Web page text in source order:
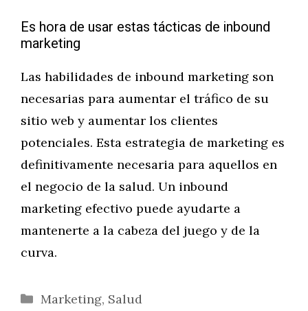
Es hora de usar estas tácticas de inbound
marketing
Las habilidades de inbound marketing son
necesarias para aumentar el tráfico de su
sitio web y aumentar los clientes
potenciales. Esta estrategia de marketing es
definitivamente necesaria para aquellos en
el negocio de la salud. Un inbound
marketing efectivo puede ayudarte a
mantenerte a la cabeza del juego y de la
curva.
Categorías
Marketing, Salud